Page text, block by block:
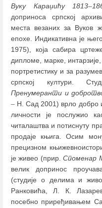
Вуку Караџићу
1813–
доприноса српској
места везаних за Вуков
епохе. Индикативна је
1975), која сабира
дипломе, марке,
портретистику и за
српској култури.
Пренумеранти и
– Н. Сад 2001) врло добро
личности је послужио
читалаштва и потиснуту
продаје књига. Осим
прецизном
је живео (прир.Споменар
велик допринос
(студије о делима и
Ранковића, Л. К.
посебно приређивањем